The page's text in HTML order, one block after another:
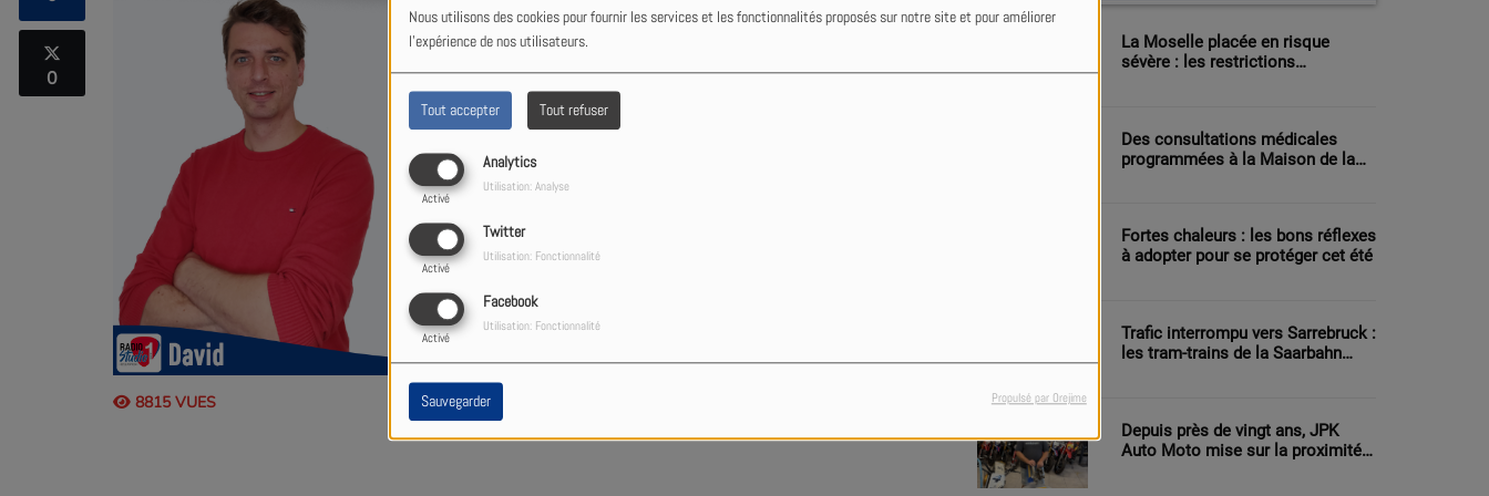
Nous utilisons des cookies pour fournir les services et les fonctionnalités proposés sur notre site et pour améliorer
l'expérience de nos utilisateurs.
Tout accepter Tout refuser
Analytics
Activé
Utilisation: Analyse
Twitter
Activé
Utilisation: Fonctionnalité
Facebook
Activé
Utilisation: Fonctionnalité
Sauvegarder Propulsé par Orejime
0
8815 VUES
radio.
Infos pratiques
La Moselle placée en risque
sévère : les restrictions
Des consultations médicales
programmées à la Maison de la
Fortes chaleurs : les bons réflexes
à adopter pour se protéger cet été
Trafic interrompu vers Sarrebruck :
les tram-trains de la Saarbahn
Depuis près de vingt ans, JPK
Auto Moto mise sur la proximité